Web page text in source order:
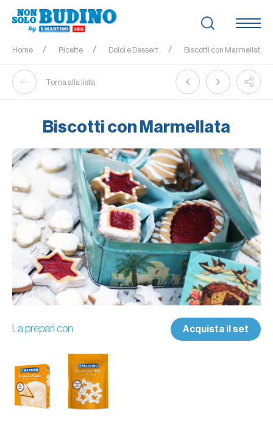
Home Ricette Dolci e Dessert Biscotti con Marmellata
Torna alla lista
Biscotti con Marmellata
La prepari con Acquista il set